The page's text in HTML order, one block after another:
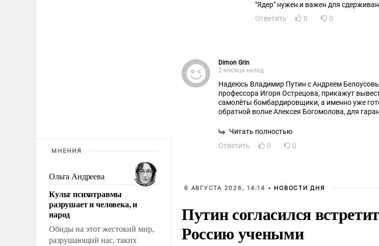
МНЕНИЯ
Ольга Андреева
Культ психотравмы
разрушает и человека, и
народ
Обиды на этот жестокий мир,
разрушающий нас, таких
"Ядер" нужен и важен для
Ответить
0 0
Dimon Grin
2 месяца назад
Надеюсь Владимир Путин с Андреем Белоусовым по просьбе Великого учёного руса и
профессора Игоря Острецова, прикажут
самолёты бомбардировщики, а именно уже
обратной волне Алексея Богомолова, для
и на подлодках США и НАТО начнут плавиться
гражданских атомных безотходных станций
Читать полностью
Ответить
0 0
6 АВГУСТА 2026, 14:14 • НОВОСТИ ДНЯ
Путин согласился
Россию учеными